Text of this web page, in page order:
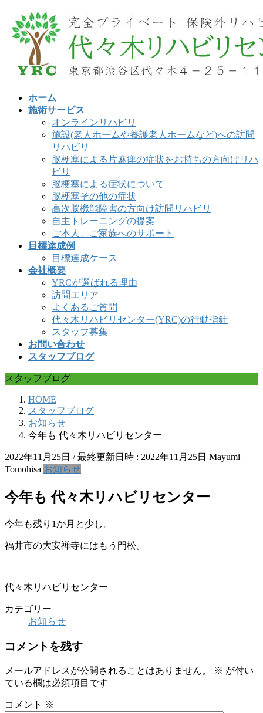
ン
テ
ビ
ゲ
ホーム
施術サービス
オンラインリハビリ
施設(老人ホームや養護老人ホームなど)への訪問
リハビリ
脳梗塞による片麻痺の症状をお持ちの方向けリハ
ビリ
脳梗塞による症状について
脳梗塞その他の症状
高次脳機能障害の方向け訪問リハビリ
自主トレーニングの提案
ご本人、ご家族へのサポート
目標達成例
目標達成ケース
会社概要
YRCが選ばれる理由
訪問エリア
よくあるご質問
代々木リハビリセンター(YRC)の行動指針
スタッフ募集
お問い合わせ
スタッフブログ
スタッフブログ
HOME
スタッフブログ
お知らせ
今年も 代々木リハビリセンター
2022年11月25日 / 最終更新日時 : 2022年11月25日 Mayumi
Tomohisa お知らせ
今年も 代々木リハビリセンター
今年も残り1か月と少し。
福井市の大安禅寺にはもう門松。
代々木リハビリセンター
カテゴリー
お知らせ
コメントを残す
メールアドレスが公開されることはありません。 ※ が付い
ている欄は必須項目です
コメント ※